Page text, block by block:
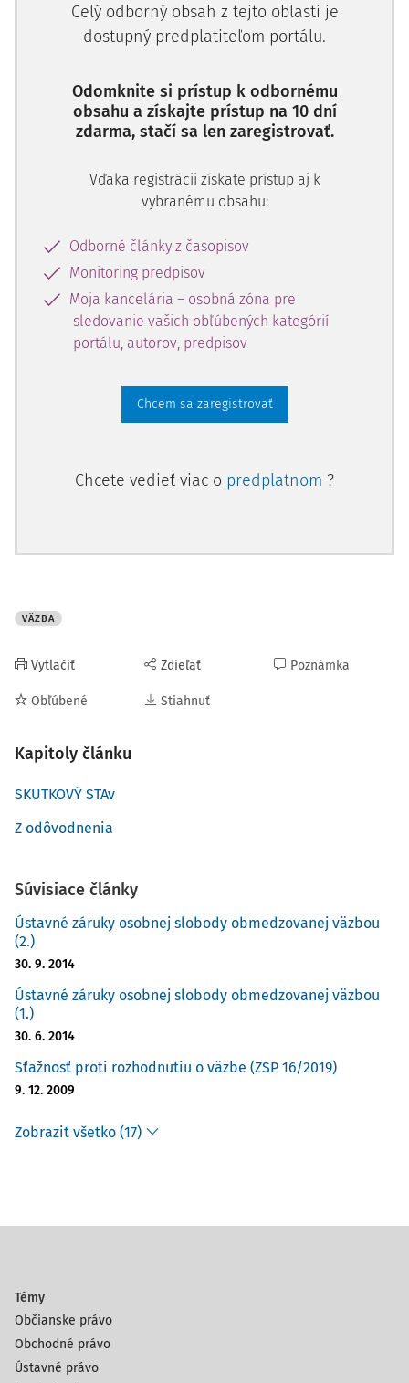
Celý odborný obsah z tejto oblasti je
dostupný predplatiteľom portálu.
Odomknite si prístup k odbornému
obsahu a získajte prístup na 10 dní
zdarma, stačí sa len zaregistrovať.
Vďaka registrácii získate prístup aj k
vybranému obsahu:
Odborné články z časopisov
Monitoring predpisov
Moja kancelária – osobná zóna pre
sledovanie vašich obľúbených kategórií
portálu, autorov, predpisov
Chcem sa zaregistrovať
Chcete vedieť viac o predplatnom ?
VÄZBA
Vytlačiť
Obľúbené
Zdieľať
Stiahnuť
Poznámka
Kapitoly článku
SKUTKOVÝ STAv
Z odôvodnenia
Súvisiace články
Ústavné záruky osobnej slobody obmedzovanej väzbou
(2.)
30. 9. 2014
Ústavné záruky osobnej slobody obmedzovanej väzbou
(1.)
30. 6. 2014
Sťažnosť proti rozhodnutiu o väzbe (ZSP 16/2019)
9. 12. 2009
Zobraziť všetko (17)
Témy
Občianske právo
Obchodné právo
Ústavné právo